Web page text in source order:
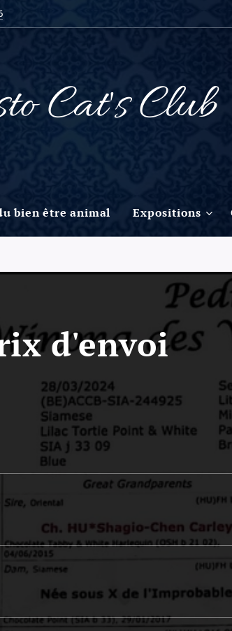
Cat's Club
bien être animal Expositions
d'envoi